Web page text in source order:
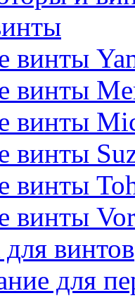
винты
винты
винты
винты
винты
винты
винтов
для